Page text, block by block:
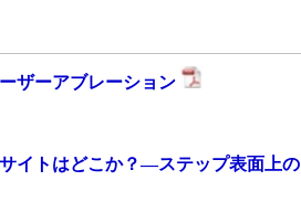
ザーアブレーション
イトはどこか？—ステップ表面上の